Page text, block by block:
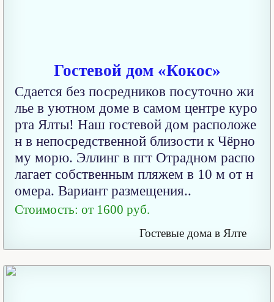
Гостевой дом «Кокос»
Сдается без посредников посуточно жи
лье в уютном доме в самом центре куро
рта Ялты! Наш гостевой дом расположе
н в непосредственной близости к Чёрно
му морю. Эллинг в пгт Отрадном распо
лагает собственным пляжем в 10 м от н
омера. Вариант размещения..
Стоимость: от 1600 руб.
Гостевые дома в Ялте